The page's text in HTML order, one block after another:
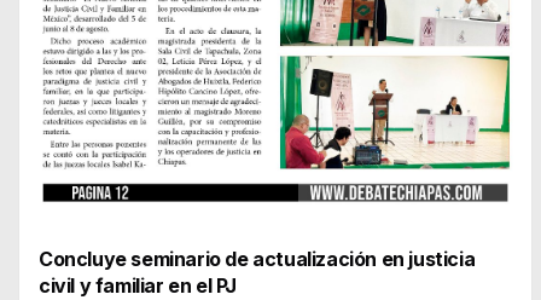
Concluye seminario de actualización en justicia
civil y familiar en el PJ